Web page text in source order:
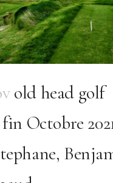
old head golf
Octobre